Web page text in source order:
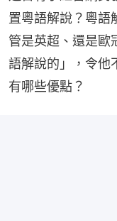
置粵語解說？粵語
管是英超、還是歐
語解說的」，令他
有哪些優點？